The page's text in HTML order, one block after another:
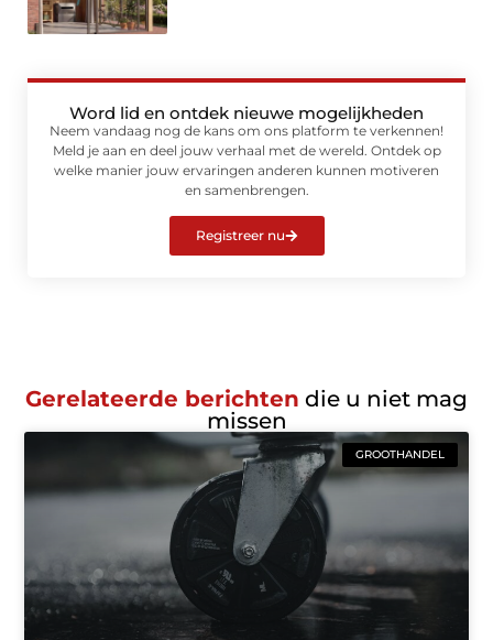
Word lid en ontdek nieuwe mogelijkheden
Neem vandaag nog de kans om ons platform te verkennen!
Meld je aan en deel jouw verhaal met de wereld. Ontdek op
welke manier jouw ervaringen anderen kunnen motiveren
en samenbrengen.
Registreer nu
Gerelateerde berichten die u niet mag
missen
GROOTHANDEL